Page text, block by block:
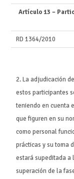
Artículo 13 –
RD 1364/2010
2. La adjudicación
estos participantes
teniendo en cuenta
que figuren en su
como personal
prácticas y su toma
estará supeditada a
superación de la